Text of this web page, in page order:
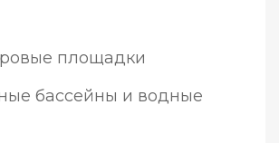
площадки
бассейны и водные